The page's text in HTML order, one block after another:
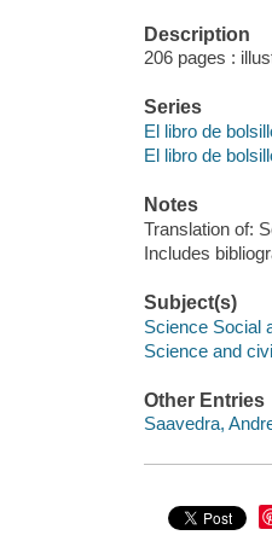
Description
206 pages :
Series
El libro de
El libro de
Notes
Translation of:
Includes
Subject(s)
Science Social
Science and
Other Entries
Saavedra,